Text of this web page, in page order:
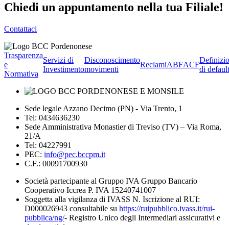
Chiedi un appuntamento nella tua Filiale!
Contattaci
Trasparenza
e
Normativa
Servizi di
Investimento
Disconoscimento
movimenti
ReclamiABFACF
di default
Sede legale Azzano Decimo (PN) - Via Trento, 1
Tel: 0434636230
Sede Amministrativa Monastier di Treviso (TV) – Via Roma,
21/A
Tel: 04227991
PEC: info@pec.bccpm.it
C.F.: 00091700930
Società partecipante al Gruppo IVA Gruppo Bancario
Cooperativo Iccrea P. IVA 15240741007
Soggetta alla vigilanza di IVASS N. Iscrizione al RUI:
D000026943 consultabile su https://ruipubblico.ivass.it/rui-
pubblica/ng/- Registro Unico degli Intermediari assicurativi e